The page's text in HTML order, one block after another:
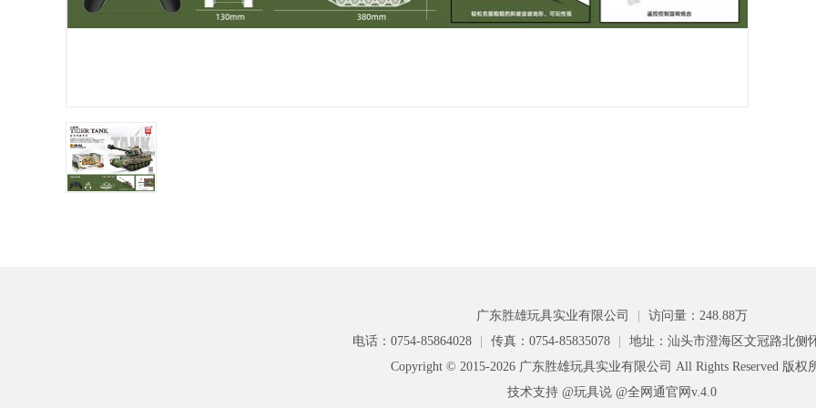
广东胜雄玩具实业有限公司
访问量：248.88万
电话：0754-85864028
传真：0754-85835078
地址：汕头市澄海区文冠路北侧
Copyright © 2015-2026 广东胜雄玩具实业有限公司 All Rights Reserved 版权
技术支持 @玩具说 @全网通官网v.4.0